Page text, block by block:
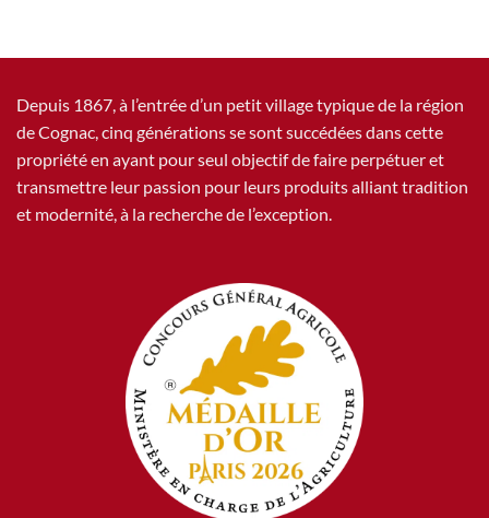
Depuis 1867, à l’entrée d’un petit village typique de la région
de Cognac, cinq générations se sont succédées dans cette
propriété en ayant pour seul objectif de faire perpétuer et
transmettre leur passion pour leurs produits alliant tradition
et modernité, à la recherche de l’exception.